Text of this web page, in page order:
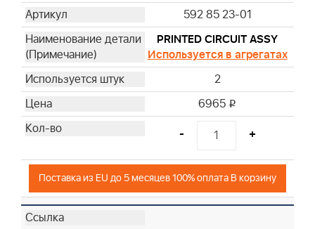
592 85 23-01
PRINTED CIRCUIT ASSY
Используется в агрегатах
2
6965 i
- +
Поставка из EU до 5 месяцев 100% оплата В корзину